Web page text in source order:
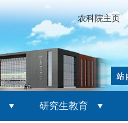
农科院主页
研究生教育